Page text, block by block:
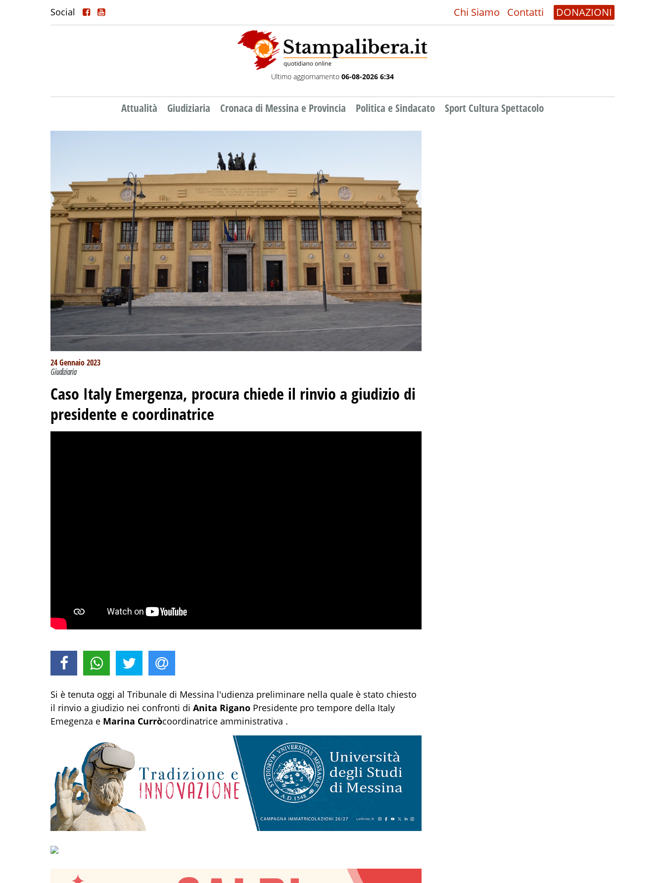
Social Chi Siamo Contatti DONAZIONI
Ultimo aggiornamento 06-08-2026 6:34
Attualità Giudiziaria Cronaca di Messina e Provincia Politica e Sindacato Sport Cultura Spettacolo
24 Gennaio 2023
Giudiziaria
Caso Italy Emergenza, procura chiede il rinvio a giudizio di
presidente e coordinatrice
Si è tenuta oggi al Tribunale di Messina l'udienza preliminare nella quale è stato chiesto
il rinvio a giudizio nei confronti di Anita Rigano Presidente pro tempore della Italy
Emegenza e Marina Curròcoordinatrice amministrativa .